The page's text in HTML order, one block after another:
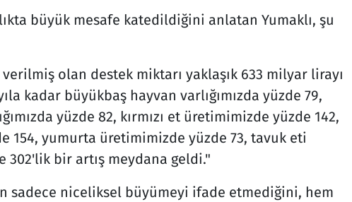
büyük mesafe katedildiğini anlatan Yumaklı, şu
verilmiş olan destek miktarı yaklaşık 633 milyar lirayı
kadar büyükbaş hayvan varlığımızda yüzde 79,
yüzde 82, kırmızı et üretimimizde yüzde 142,
154, yumurta üretimimizde yüzde 73, tavuk eti
302'lik bir artış meydana geldi."
sadece niceliksel büyümeyi ifade etmediğini, hem